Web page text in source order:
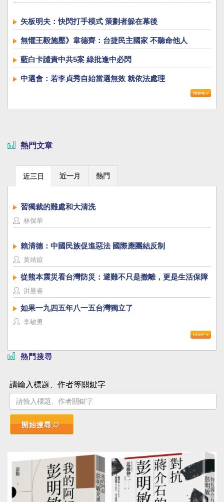
總預算同時審」新惡例
矢板明夫：快閃打手模式 策劃者躲在幕後
無懼王毅施壓》韋德齊：台捷民主國家 不聽命他人
藍白卡譴責中共5案 綠批逢中必閃
中選會：若李貞秀自始當選無效 就依法處理
熱門文章
近三日 近一月 熱門
習獨裁的難處和大清洗
林保華
賴清德：中國民族促進惡法 國際應團結反制
黃靖媗
從熊本震災看台灣防災：避難不只是撤離，更是生活保障
洪昱睿
如果一九四五年八一五台灣獨立了
李敏勇
熱門搜尋
請輸入標題、作者等關鍵字
開始搜尋